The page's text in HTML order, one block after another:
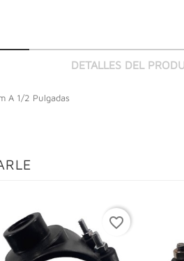
DETALLES DEL
A 1/2 Pulgadas
favorite_border